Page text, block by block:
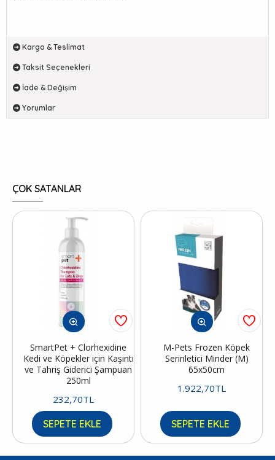
Kargo & Teslimat
Taksit Seçenekleri
İade & Değişim
Yorumlar
ÇOK SATANLAR
SmartPet + Clorhexidine
Kedi ve Köpekler için Kaşıntı
ve Tahriş Giderici Şampuan
250ml
232,70TL
SEPETE EKLE
M-Pets Frozen Köpek
Serinletici Minder (M)
65x50cm
1.922,70TL
SEPETE EKLE